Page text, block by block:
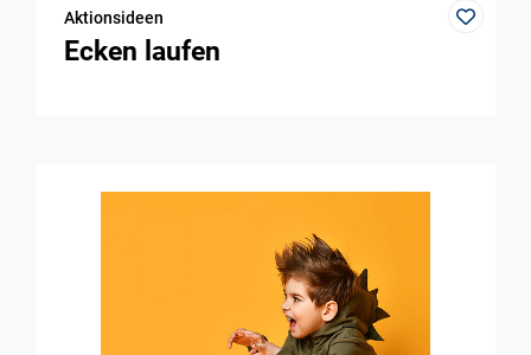
Aktionsideen
Ecken laufen